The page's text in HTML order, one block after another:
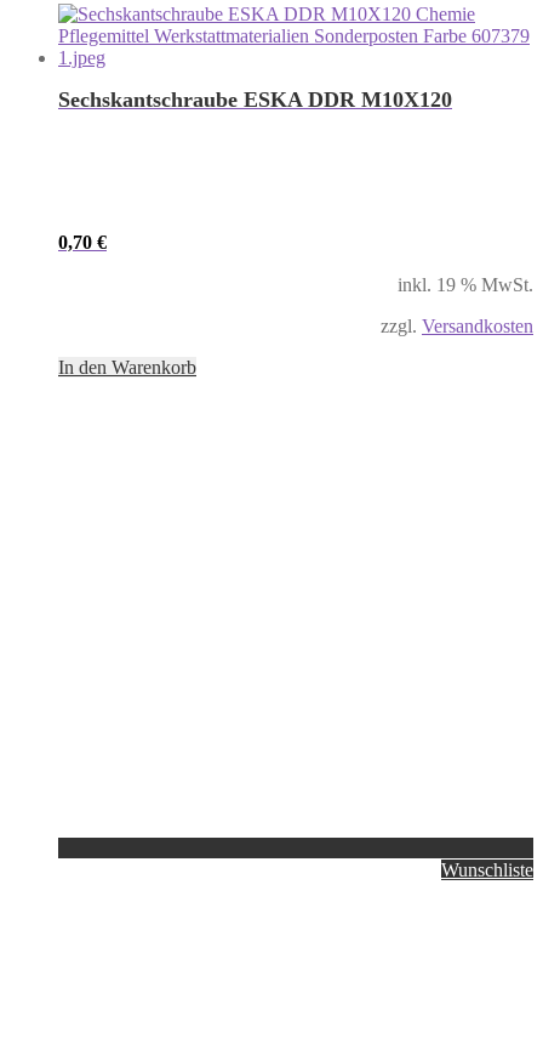
Sechskantschraube ESKA DDR M10X120
0,70 €
inkl. 19 % MwSt.
zzgl. Versandkosten
In den Warenkorb
Wunschliste